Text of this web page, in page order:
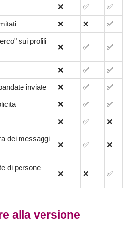
❌ ✅ ✅
❌ ❌ ✅
sui profili
❌ ✅ ✅
❌ ✅ ✅
inviate ❌ ✅ ✅
❌ ✅ ✅
❌ ✅ ❌
dei messaggi
❌ ✅ ❌
di persone
❌ ❌ ✅
alla versione